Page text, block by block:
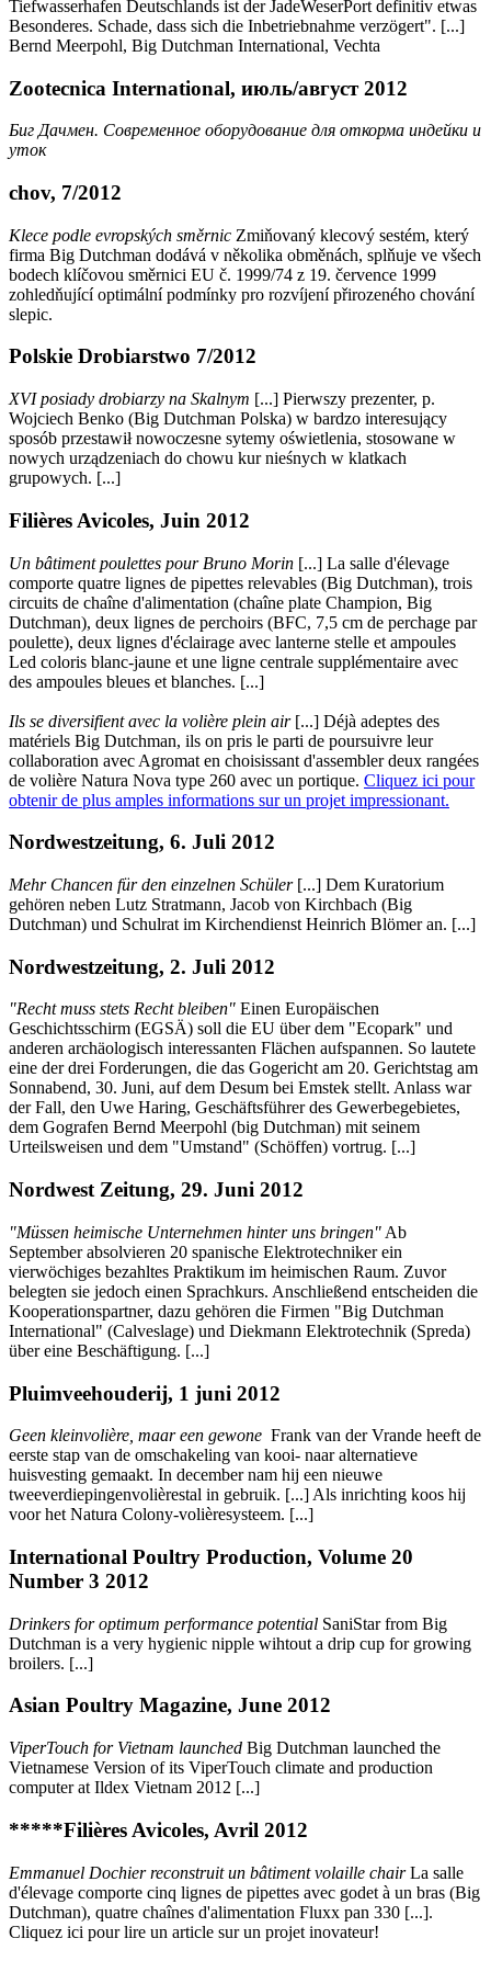
Tiefwasserhafen Deutschlands ist der JadeWeserPort definitiv etwas
Besonderes. Schade, dass sich die Inbetriebnahme verzögert". [...]
Bernd Meerpohl, Big Dutchman International, Vechta
Zootecnica International, июль/август 2012
Биг Дачмен. Современное оборудование для откорма индейки и
уток
chov, 7/2012
Klece podle evropských směrnic Zmiňovaný klecový sestém, který
firma Big Dutchman dodává v několika obměnách, splňuje ve všech
bodech klíčovou směrnici EU č. 1999/74 z 19. července 1999
zohledňující optimální podmínky pro rozvíjení přirozeného chování
slepic.
Polskie Drobiarstwo 7/2012
XVI posiady drobiarzy na Skalnym [...] Pierwszy prezenter, p.
Wojciech Benko (Big Dutchman Polska) w bardzo interesujący
sposób przestawił nowoczesne sytemy oświetlenia, stosowane w
nowych urządzeniach do chowu kur nieśnych w klatkach
grupowych. [...]
Filières Avicoles, Juin 2012
Un bâtiment poulettes pour Bruno Morin [...] La salle d'élevage
comporte quatre lignes de pipettes relevables (Big Dutchman), trois
circuits de chaîne d'alimentation (chaîne plate Champion, Big
Dutchman), deux lignes de perchoirs (BFC, 7,5 cm de perchage par
poulette), deux lignes d'éclairage avec lanterne stelle et ampoules
Led coloris blanc-jaune et une ligne centrale supplémentaire avec
des ampoules bleues et blanches. [...]
Ils se diversifient avec la volière plein air[...] Déjà adeptes des
matériels Big Dutchman, ils on pris le parti de poursuivre leur
collaboration avec Agromat en choisissant d'assembler deux rangées
de volière Natura Nova type 260 avec un portique. Cliquez ici pour
obtenir de plus amples informations sur un projet impressionant.
Nordwestzeitung, 6. Juli 2012
Mehr Chancen für den einzelnen Schüler[...] Dem Kuratorium
gehören neben Lutz Stratmann, Jacob von Kirchbach (Big
Dutchman) und Schulrat im Kirchendienst Heinrich Blömer an. [...]
Nordwestzeitung, 2. Juli 2012
"Recht muss stets Recht bleiben" Einen Europäischen
Geschichtsschirm (EGSÄ) soll die EU über dem "Ecopark" und
anderen archäologisch interessanten Flächen aufspannen. So lautete
eine der drei Forderungen, die das Gogericht am 20. Gerichtstag am
Sonnabend, 30. Juni, auf dem Desum bei Emstek stellt. Anlass war
der Fall, den Uwe Haring, Geschäftsführer des Gewerbegebietes,
dem Gografen Bernd Meerpohl (big Dutchman) mit seinem
Urteilsweisen und dem "Umstand" (Schöffen) vortrug. [...]
Nordwest Zeitung, 29. Juni 2012
"Müssen heimische Unternehmen hinter uns bringen" Ab
September absolvieren 20 spanische Elektrotechniker ein
vierwöchiges bezahltes Praktikum im heimischen Raum. Zuvor
belegten sie jedoch einen Sprachkurs. Anschließend entscheiden die
Kooperationspartner, dazu gehören die Firmen "Big Dutchman
International" (Calveslage) und Diekmann Elektrotechnik (Spreda)
über eine Beschäftigung. [...]
Pluimveehouderij, 1 juni 2012
Geen kleinvolière, maar een gewone Frank van der Vrande heeft de
eerste stap van de omschakeling van kooi- naar alternatieve
huisvesting gemaakt. In december nam hij een nieuwe
tweeverdiepingenvolièrestal in gebruik. [...] Als inrichting koos hij
voor het Natura Colony-volièresysteem. [...]
International Poultry Production, Volume 20
Number 3 2012
Drinkers for optimum performance potential SaniStar from Big
Dutchman is a very hygienic nipple wihtout a drip cup for growing
broilers. [...]
Asian Poultry Magazine, June 2012
ViperTouch for Vietnam launched Big Dutchman launched the
Vietnamese Version of its ViperTouch climate and production
computer at Ildex Vietnam 2012 [...]
*****Filières Avicoles, Avril 2012
Emmanuel Dochier reconstruit un bâtiment volaille chairLa salle
d'élevage comporte cinq lignes de pipettes avec godet à un bras (Big
Dutchman), quatre chaînes d'alimentation Fluxx pan 330 [...].
Cliquez ici pour lire un article sur un projet inovateur!